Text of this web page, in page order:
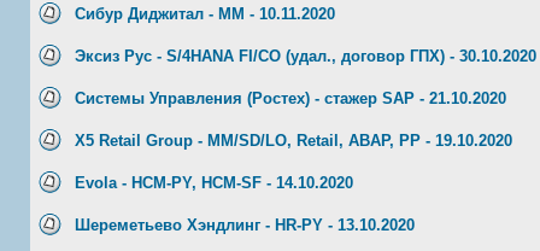
Сибур Диджитал - ММ - 10.11.2020
Эксиз Рус - S/4HANA FI/CO (удал., договор ГПХ) - 30.10.2020
Системы Управления (Ростех) - стажер SAP - 21.10.2020
X5 Retail Group - MM/SD/LO, Retail, ABAP, РР - 19.10.2020
Evola - HCM-PY, HCM-SF - 14.10.2020
Шереметьево Хэндлинг - HR-PY - 13.10.2020